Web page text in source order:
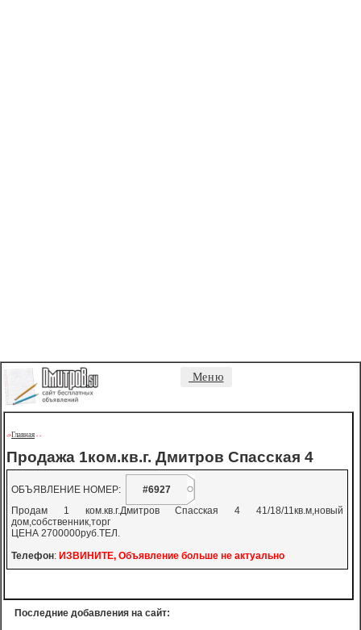
Меню
->Главная - -
Продажа 1ком.кв.г. Дмитров Спасская 4
ОБЪЯВЛЕНИЕ НОМЕР:
#6927
Продам 1 ком.кв.г.Дмитров Спасская 4 41/18/11кв.м,новый
дом,собственник,торг
ЦЕНА 2700000руб.ТЕЛ.
Телефон: ИЗВИНИТЕ, Объявление больше не актуально
Последние добавления на сайт: